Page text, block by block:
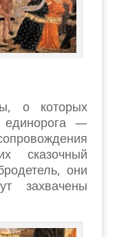
о которых
единорога —
сказочный
они
захвачены